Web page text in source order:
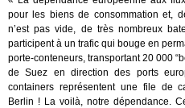
pour les biens de consommation et,
n’est pas vide, de très nombreux
participent à un trafic qui bouge en
porte-conteneurs, transportant 20 000
de Suez en direction des ports
containers représentent une file de
Berlin ! La voilà, notre dépendance.